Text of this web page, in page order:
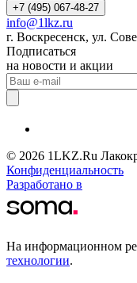
+7 (495) 067-48-27
info@1lkz.ru
г. Воскресенск, ул.
Подписаться
на новости и акции
© 2026 1LKZ.Ru
Конфиденциальность
Разработано в
На информационном
технологии.